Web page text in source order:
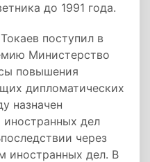
до 1991 года.
поступил в
Министерство
повышения
дипломатических
назначен
дел
через
иностранных дел. В